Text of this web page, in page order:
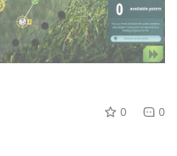
0 0